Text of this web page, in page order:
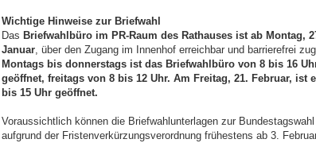
Wichtige Hinweise zur Briefwahl
Das Briefwahlbüro im PR-Raum des Rathauses ist ab Montag,
Januar, über den Zugang im Innenhof erreichbar und barrierefrei
Montags bis donnerstags ist das Briefwahlbüro von 8 bis 16
geöffnet, freitags von 8 bis 12 Uhr. Am Freitag, 21. Februar, ist
bis 15 Uhr geöffnet.
Voraussichtlich können die Briefwahlunterlagen zur Bundestagswahl
aufgrund der Fristenverkürzungsverordnung frühestens ab 3.